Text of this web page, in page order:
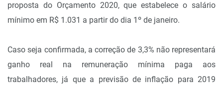
proposta do Orçamento 2020, que estabelece o salário
mínimo em R$ 1.031 a partir do dia 1º de janeiro.
Caso seja confirmada, a correção de 3,3% não representará
ganho real na remuneração mínima paga aos
trabalhadores, já que a previsão de inflação para 2019